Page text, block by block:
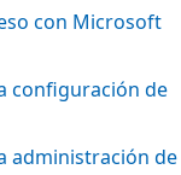
con Microsoft
configuración de
administración de